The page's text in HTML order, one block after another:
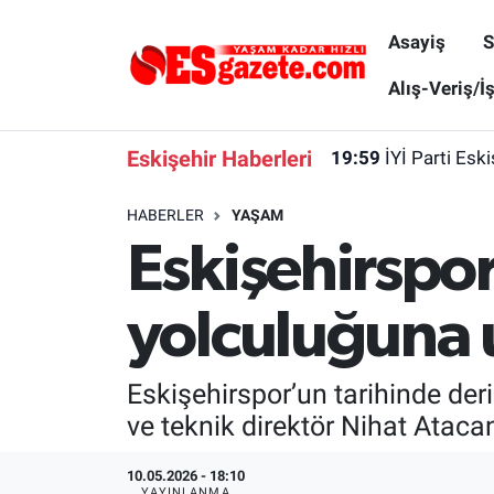
Asayiş
Alış-Veriş/
Eskişehir Haberleri 19:59 İYİ Parti
HABERLER YAŞAM
yolculuğuna
Eskişehirspor’un tarihinde
ve teknik direktör Nihat
10.05.2026 - 18:10
Alış-Veriş/İş dünyası
Eskişehirspor Arşivi
Röportaj
Ekonomi
Kültür Sanat
Eskişehir Nöbetçi Eczaneler
Süper Lig Puan Durumu ve Fikstür
Son Dakika Haberleri
Haber Arşivi